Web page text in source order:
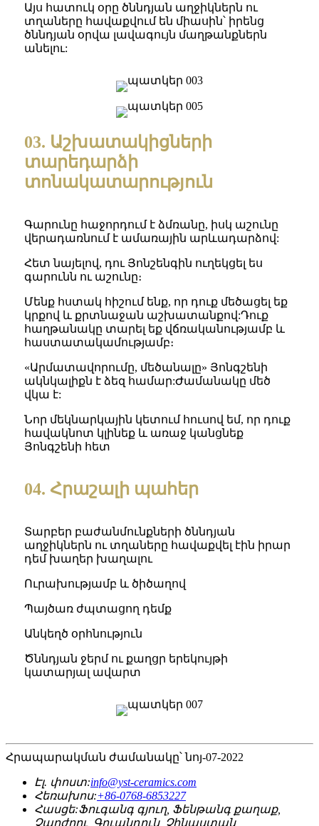
Այս հատուկ օրը ծննդյան աղջիկներն ու
տղաները հավաքվում են միասին՝ իրենց
ծննդյան օրվա լավագույն մաղթանքներն
անելու:
03. Աշխատակիցների
տարեդարձի
տոնակատարություն
Գարունը հաջորդում է ձմռանը, իսկ աշունը
վերադառնում է ամառային արևադարձով:
Հետ նայելով, դու Յոնշենգին ուղեկցել ես
գարունն ու աշունը։
Մենք հստակ հիշում ենք, որ դուք մեծացել եք
կրքով և քրտնաջան աշխատանքով:Դուք
հաղթանակը տարել եք վճռականությամբ և
հաստատակամությամբ։
«Արմատավորումը, մեծանալը» Յոնգշենի
ակնկալիքն է ձեզ համար:Ժամանակը մեծ
վկա է:
Նոր մեկնարկային կետում հուսով եմ, որ դուք
հավակնոտ կլինեք և առաջ կանցնեք
Յոնգշենի հետ
04. Հրաշալի պահեր
Տարբեր բաժանմունքների ծննդյան
աղջիկներն ու տղաները հավաքվել էին իրար
դեմ խաղեր խաղալու
Ուրախությամբ և ծիծաղով
Պայծառ ժպտացող դեմք
Անկեղծ օրհնություն
Ծննդյան ջերմ ու քաղցր երեկույթի
կատարյալ ավարտ
Հրապարակման ժամանակը՝ նոյ-07-2022
Էլ. փոստ:info@yst-ceramics.com
Հեռախոս:+86-0768-6853227
Հասցե:Ֆուգանգ գյուղ, Ֆենթանգ քաղաք,
Չաոժոու, Գուանդուն, Չինաստան